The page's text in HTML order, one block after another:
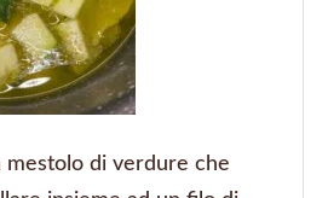
mestolo di verdure che